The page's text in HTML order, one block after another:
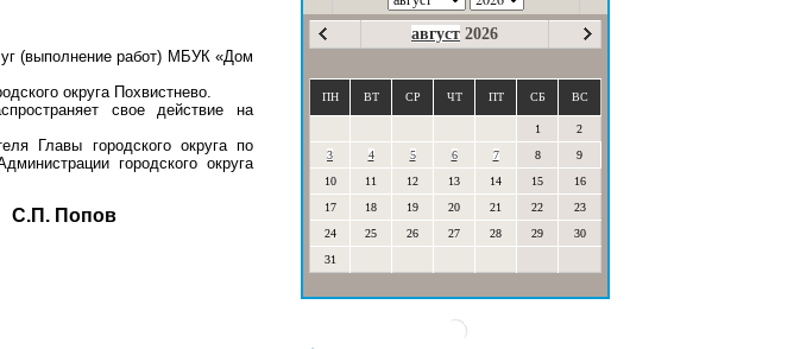
(выполнение работ) МБУК «Дом
округа Похвистнево.
свое действие на
Главы городского округа по
городского округа
Попов
август 2026
ПН ВТ СР ЧТ ПТ СБ ВС
1
2
3
4 5 6 7 8
9
10
11 12 13 14 15
16
17
18 19 20 21 22
23
24
25 26 27 28 29
30
31